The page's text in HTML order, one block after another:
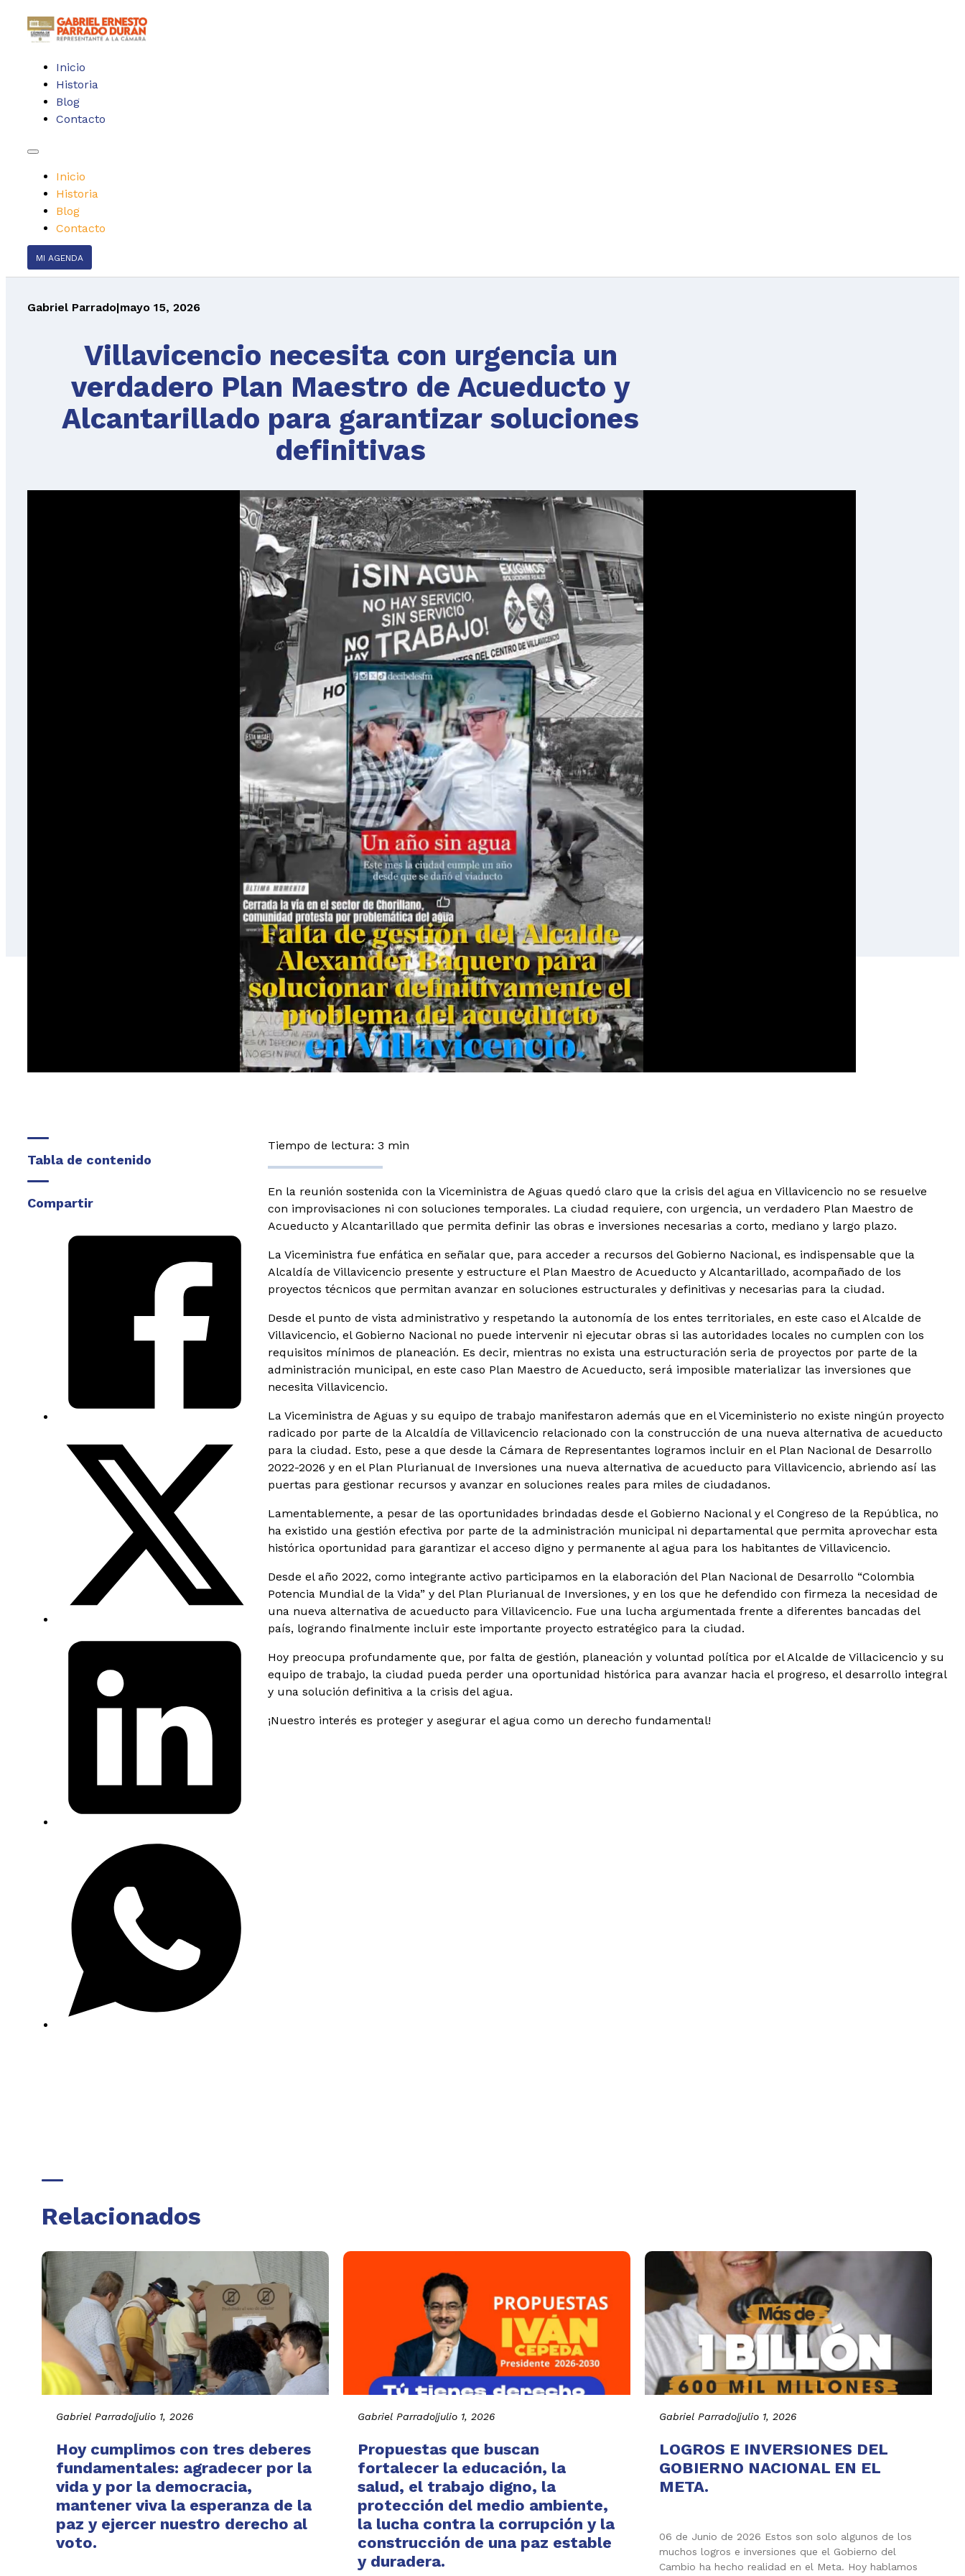
Inicio
Historia
Blog
Contacto
Inicio
Historia
Blog
Contacto
MI AGENDA
Gabriel Parrado|mayo 15, 2026
Villavicencio necesita con urgencia un
verdadero Plan Maestro de Acueducto y
Alcantarillado para garantizar soluciones
definitivas
Tabla de contenido
Compartir
Tiempo de lectura: 3 min
En la reunión sostenida con la Viceministra de Aguas quedó claro que la crisis del agua en Villavicencio no se resuelve
con improvisaciones ni con soluciones temporales. La ciudad requiere, con urgencia, un verdadero Plan Maestro de
Acueducto y Alcantarillado que permita definir las obras e inversiones necesarias a corto, mediano y largo plazo.
La Viceministra fue enfática en señalar que, para acceder a recursos del Gobierno Nacional, es indispensable que la
Alcaldía de Villavicencio presente y estructure el Plan Maestro de Acueducto y Alcantarillado, acompañado de los
proyectos técnicos que permitan avanzar en soluciones estructurales y definitivas y necesarias para la ciudad.
Desde el punto de vista administrativo y respetando la autonomía de los entes territoriales, en este caso el Alcalde de
Villavicencio, el Gobierno Nacional no puede intervenir ni ejecutar obras si las autoridades locales no cumplen con los
requisitos mínimos de planeación. Es decir, mientras no exista una estructuración seria de proyectos por parte de la
administración municipal, en este caso Plan Maestro de Acueducto, será imposible materializar las inversiones que
necesita Villavicencio.
La Viceministra de Aguas y su equipo de trabajo manifestaron además que en el Viceministerio no existe ningún proyecto
radicado por parte de la Alcaldía de Villavicencio relacionado con la construcción de una nueva alternativa de acueducto
para la ciudad. Esto, pese a que desde la Cámara de Representantes logramos incluir en el Plan Nacional de Desarrollo
2022-2026 y en el Plan Plurianual de Inversiones una nueva alternativa de acueducto para Villavicencio, abriendo así las
puertas para gestionar recursos y avanzar en soluciones reales para miles de ciudadanos.
Lamentablemente, a pesar de las oportunidades brindadas desde el Gobierno Nacional y el Congreso de la República, no
ha existido una gestión efectiva por parte de la administración municipal ni departamental que permita aprovechar esta
histórica oportunidad para garantizar el acceso digno y permanente al agua para los habitantes de Villavicencio.
Desde el año 2022, como integrante activo participamos en la elaboración del Plan Nacional de Desarrollo “Colombia
Potencia Mundial de la Vida” y del Plan Plurianual de Inversiones, y en los que he defendido con firmeza la necesidad de
una nueva alternativa de acueducto para Villavicencio. Fue una lucha argumentada frente a diferentes bancadas del
país, logrando finalmente incluir este importante proyecto estratégico para la ciudad.
Hoy preocupa profundamente que, por falta de gestión, planeación y voluntad política por el Alcalde de Villacicencio y su
equipo de trabajo, la ciudad pueda perder una oportunidad histórica para avanzar hacia el progreso, el desarrollo integral
y una solución definitiva a la crisis del agua.
¡Nuestro interés es proteger y asegurar el agua como un derecho fundamental!
Relacionados
Gabriel Parrado|julio 1, 2026
Hoy cumplimos con tres deberes
fundamentales: agradecer por la
vida y por la democracia,
mantener viva la esperanza de la
paz y ejercer nuestro derecho al
voto.
Gabriel Parrado|julio 1, 2026
Propuestas que buscan
fortalecer la educación, la
salud, el trabajo digno, la
protección del medio ambiente,
la lucha contra la corrupción y la
construcción de una paz estable
y duradera.
Gabriel Parrado|julio 1, 2026
LOGROS E INVERSIONES DEL
GOBIERNO NACIONAL EN EL
META.
06 de Junio de 2026 Estos son solo algunos de los
muchos logros e inversiones que el Gobierno del
Cambio ha hecho realidad en el Meta. Hoy hablamos